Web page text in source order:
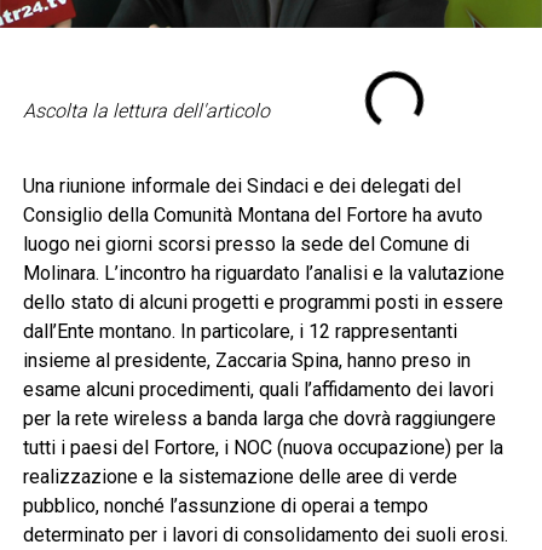
Ascolta la lettura dell'articolo
Una riunione informale dei Sindaci e dei delegati del
Consiglio della Comunità Montana del Fortore ha avuto
luogo nei giorni scorsi presso la sede del Comune di
Molinara. L’incontro ha riguardato l’analisi e la valutazione
dello stato di alcuni progetti e programmi posti in essere
dall’Ente montano. In particolare, i 12 rappresentanti
insieme al presidente, Zaccaria Spina, hanno preso in
esame alcuni procedimenti, quali l’affidamento dei lavori
per la rete wireless a banda larga che dovrà raggiungere
tutti i paesi del Fortore, i NOC (nuova occupazione) per la
realizzazione e la sistemazione delle aree di verde
pubblico, nonché l’assunzione di operai a tempo
determinato per i lavori di consolidamento dei suoli erosi.